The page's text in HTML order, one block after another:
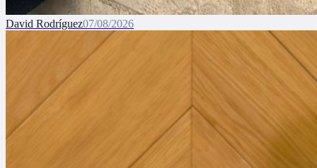
David Rodríguez07/08/2026